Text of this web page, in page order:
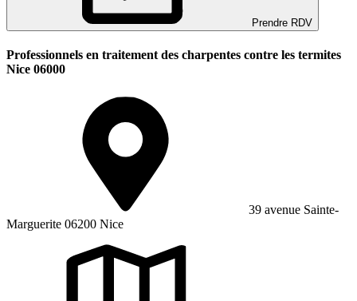
Prendre RDV
Professionnels en traitement des charpentes contre les termites
Nice 06000
39 avenue Sainte-
Marguerite 06200 Nice